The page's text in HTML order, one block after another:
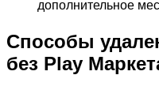
дополнительное
Способы
без Play